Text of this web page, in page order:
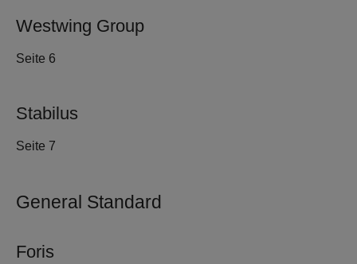
Westwing Group
Seite 6
Stabilus
Seite 7
General Standard
Foris